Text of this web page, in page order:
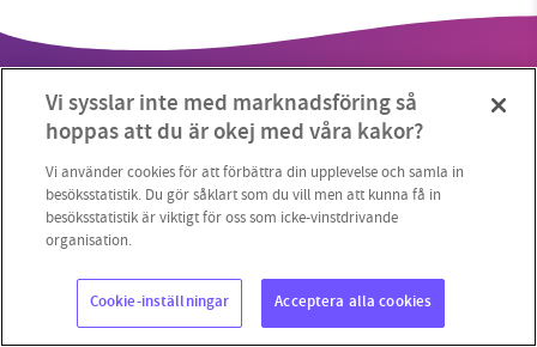
Copyright 2023 © Supermiljöbloggen Cookieinställningar
utveckla vårt arbete – och vi hoppas att du
vill hjälpa oss.
Stötta vårt arbete genom att swisha en slant till
1231368703
Läs vad vi vill göra
Vi sysslar inte med marknadsföring så
hoppas att du är okej med våra kakor?
Vi använder cookies för att förbättra din upplevelse och samla in
besöksstatistik. Du gör såklart som du vill men att kunna få in
besöksstatistik är viktigt för oss som icke-vinstdrivande
organisation.
Cookie-inställningar Acceptera alla cookies